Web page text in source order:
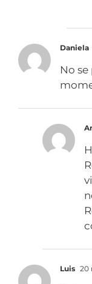
Daniela
No
Luis 20